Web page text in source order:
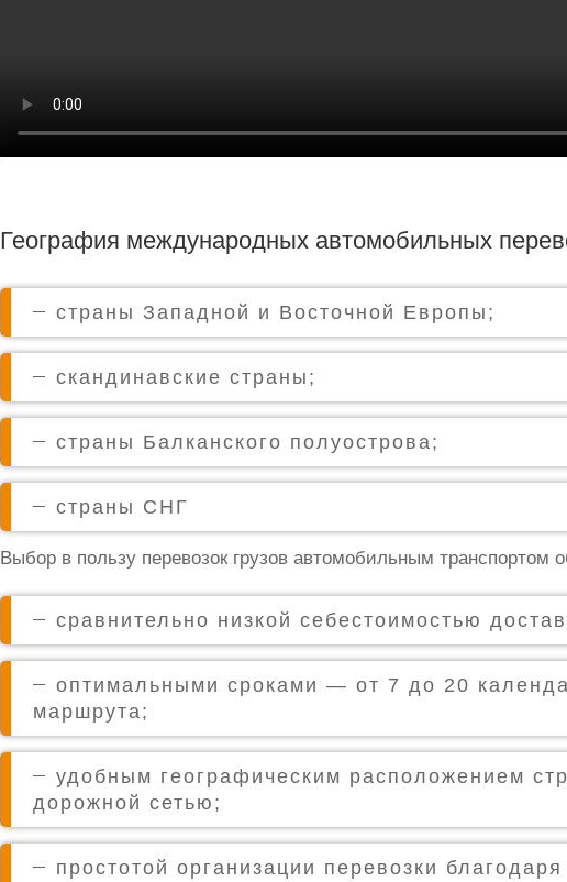
География международных автомобильных
страны Западной и Восточной Европы;
скандинавские страны;
страны Балканского полуострова;
страны СНГ
Выбор в пользу перевозок грузов автомобильным транспортом
сравнительно низкой себестоимостью
оптимальными сроками — от 7 до 20
маршрута;
удобным географическим расположением
дорожной сетью;
простотой организации перевозки